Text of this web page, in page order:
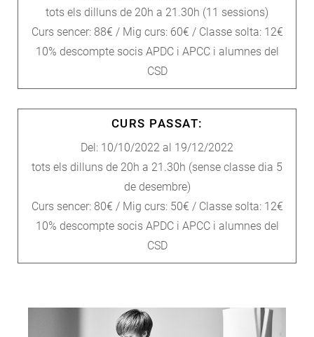
tots els dilluns de 20h a 21.30h (11 sessions)
Curs sencer: 88€ / Mig curs: 60€ / Classe solta: 12€
10% descompte socis APDC i APCC i alumnes del
CSD
CURS PASSAT:
Del: 10/10/2022 al 19/12/2022
tots els dilluns de 20h a 21.30h (sense classe dia 5
de desembre)
Curs sencer: 80€ / Mig curs: 50€ / Classe solta: 12€
10% descompte socis APDC i APCC i alumnes del
CSD